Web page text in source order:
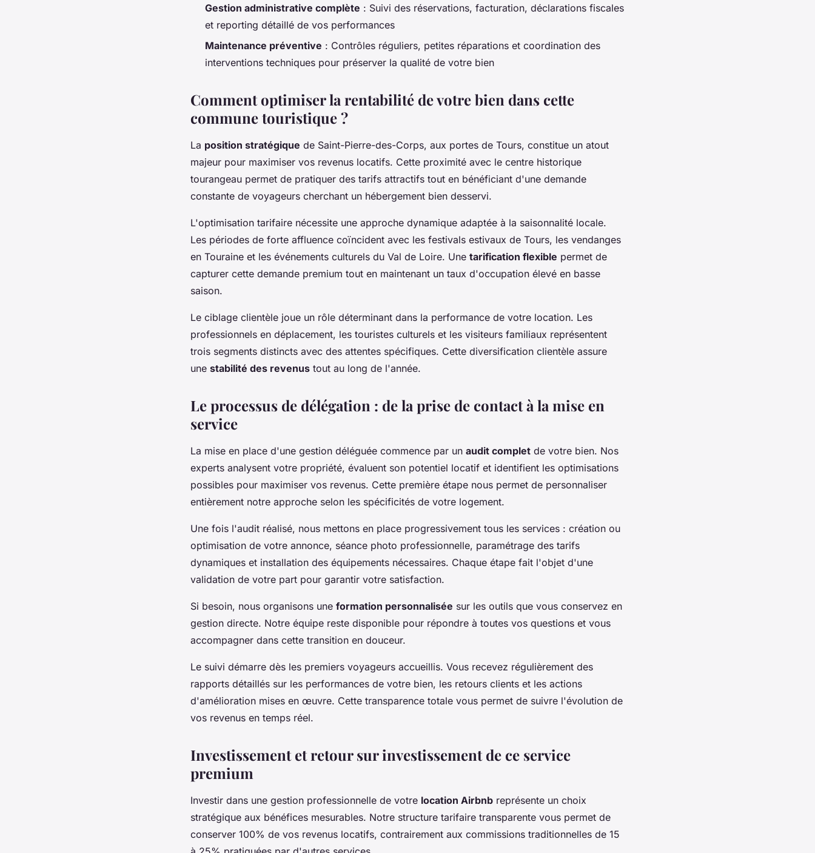
Gestion administrative complète : Suivi des réservations, facturation, déclarations fiscales
et reporting détaillé de vos performances
Maintenance préventive : Contrôles réguliers, petites réparations et coordination des
interventions techniques pour préserver la qualité de votre bien
Comment optimiser la rentabilité de votre bien dans cette
commune touristique ?
La position stratégique de Saint-Pierre-des-Corps, aux portes de Tours, constitue un atout
majeur pour maximiser vos revenus locatifs. Cette proximité avec le centre historique
tourangeau permet de pratiquer des tarifs attractifs tout en bénéficiant d'une demande
constante de voyageurs cherchant un hébergement bien desservi.
L'optimisation tarifaire nécessite une approche dynamique adaptée à la saisonnalité locale.
Les périodes de forte affluence coïncident avec les festivals estivaux de Tours, les vendanges
en Touraine et les événements culturels du Val de Loire. Une tarification flexible permet de
capturer cette demande premium tout en maintenant un taux d'occupation élevé en basse
saison.
Le ciblage clientèle joue un rôle déterminant dans la performance de votre location. Les
professionnels en déplacement, les touristes culturels et les visiteurs familiaux représentent
trois segments distincts avec des attentes spécifiques. Cette diversification clientèle assure
une stabilité des revenus tout au long de l'année.
Le processus de délégation : de la prise de contact à la mise en
service
La mise en place d'une gestion déléguée commence par un audit complet de votre bien. Nos
experts analysent votre propriété, évaluent son potentiel locatif et identifient les optimisations
possibles pour maximiser vos revenus. Cette première étape nous permet de personnaliser
entièrement notre approche selon les spécificités de votre logement.
Une fois l'audit réalisé, nous mettons en place progressivement tous les services : création ou
optimisation de votre annonce, séance photo professionnelle, paramétrage des tarifs
dynamiques et installation des équipements nécessaires. Chaque étape fait l'objet d'une
validation de votre part pour garantir votre satisfaction.
Si besoin, nous organisons une formation personnalisée sur les outils que vous conservez en
gestion directe. Notre équipe reste disponible pour répondre à toutes vos questions et vous
accompagner dans cette transition en douceur.
Le suivi démarre dès les premiers voyageurs accueillis. Vous recevez régulièrement des
rapports détaillés sur les performances de votre bien, les retours clients et les actions
d'amélioration mises en œuvre. Cette transparence totale vous permet de suivre l'évolution de
vos revenus en temps réel.
Investissement et retour sur investissement de ce service
premium
Investir dans une gestion professionnelle de votre location Airbnb représente un choix
stratégique aux bénéfices mesurables. Notre structure tarifaire transparente vous permet de
conserver 100% de vos revenus locatifs, contrairement aux commissions traditionnelles de 15